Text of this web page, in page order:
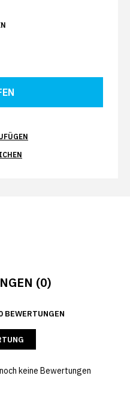
(0)
BEWERTUNGEN
keine Bewertungen